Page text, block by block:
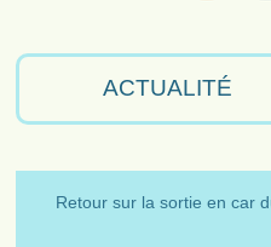
ACTUALITÉ
Retour sur la sortie en car